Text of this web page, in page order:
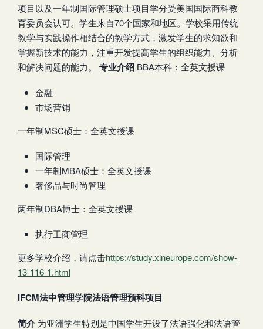
项目以及一年制国际管理硕士项目学分受美国国际商科教
育委员会认可。学生来自70个国家和地区。学校采用传统
教学与实践操作相结合的教学方式，激发学生的求知欲和
掌握新技术的能力，注重开发提高学生的组织能力、分析
和解决问题的能力。 专业介绍 BBA本科：全英文授课
金融
市场营销
一年制MSC硕士：全英文授课
国际管理
一年制MBA硕士：全英文授课
奢侈品与时尚管理
两年制DBA博士：全英文授课
执行工商管理
更多学校介绍，请点击https://study.xineurope.com/show-
13-116-1.html
IFCM法中管理学院法语管理预科项目
简介 为亚洲学生特别是中国学生开设了法语强化和法语管